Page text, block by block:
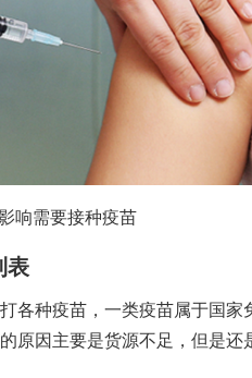
响需要接种疫苗
表
各种疫苗，一类疫苗属于国家
原因主要是货源不足，但是还